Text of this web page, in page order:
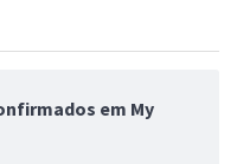
em My